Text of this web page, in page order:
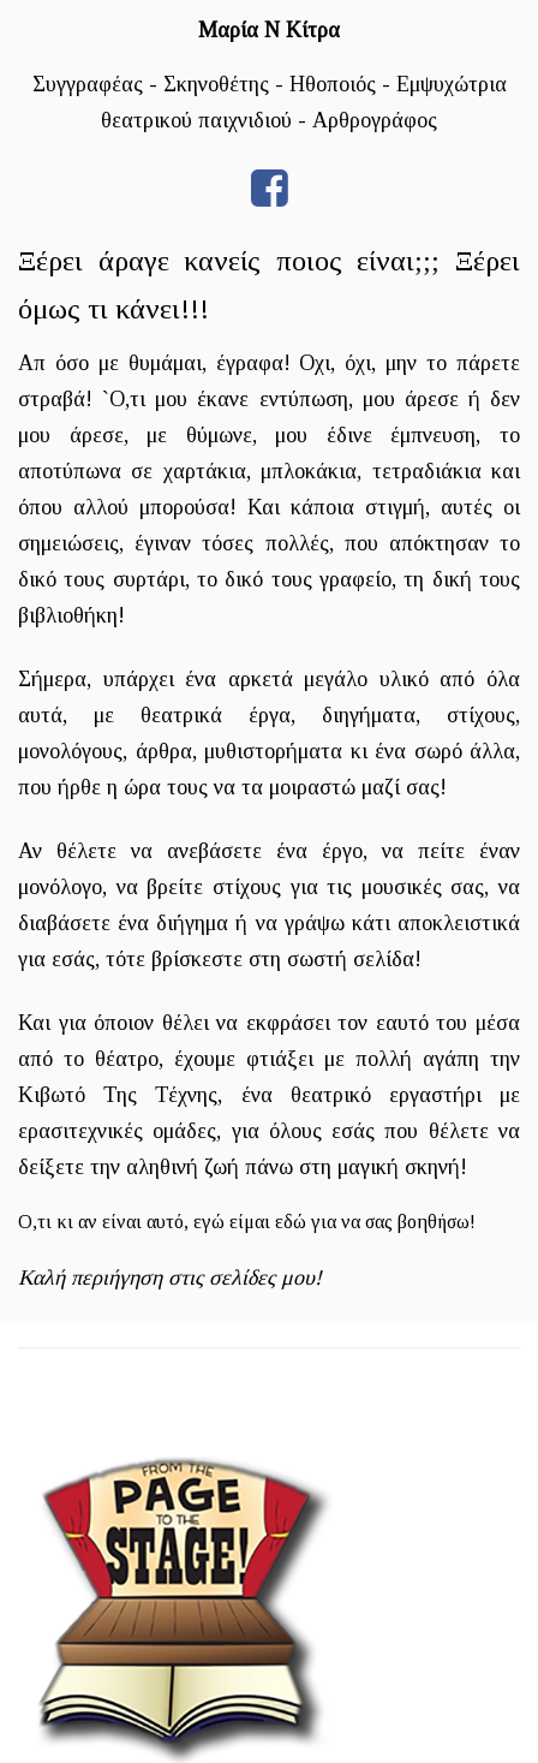
Μαρία Ν Κίτρα
Συγγραφέας - Σκηνοθέτης - Ηθοποιός - Εμψυχώτρια
θεατρικού παιχνιδιού - Αρθρογράφος
Ξέρει άραγε κανείς ποιος είναι;;; Ξέρει
όμως τι κάνει!!!
Απ όσο με θυμάμαι, έγραφα! Οχι, όχι, μην το πάρετε
στραβά! `Ο,τι μου έκανε εντύπωση, μου άρεσε ή δεν
μου άρεσε, με θύμωνε, μου έδινε έμπνευση, το
αποτύπωνα σε χαρτάκια, μπλοκάκια, τετραδιάκια και
όπου αλλού μπορούσα! Και κάποια στιγμή, αυτές οι
σημειώσεις, έγιναν τόσες πολλές, που απόκτησαν το
δικό τους συρτάρι, το δικό τους γραφείο, τη δική τους
βιβλιοθήκη!
Σήμερα, υπάρχει ένα αρκετά μεγάλο υλικό από όλα
αυτά, με θεατρικά έργα, διηγήματα, στίχους,
μονολόγους, άρθρα, μυθιστορήματα κι ένα σωρό άλλα,
που ήρθε η ώρα τους να τα μοιραστώ μαζί σας!
Αν θέλετε να ανεβάσετε ένα έργο, να πείτε έναν
μονόλογο, να βρείτε στίχους για τις μουσικές σας, να
διαβάσετε ένα διήγημα ή να γράψω κάτι αποκλειστικά
για εσάς, τότε βρίσκεστε στη σωστή σελίδα!
Και για όποιον θέλει να εκφράσει τον εαυτό του μέσα
από το θέατρο, έχουμε φτιάξει με πολλή αγάπη την
Κιβωτό Της Τέχνης, ένα θεατρικό εργαστήρι με
ερασιτεχνικές ομάδες, για όλους εσάς που θέλετε να
δείξετε την αληθινή ζωή πάνω στη μαγική σκηνή!
Ο,τι κι αν είναι αυτό, εγώ είμαι εδώ για να σας βοηθήσω!
Καλή περιήγηση στις σελίδες μου!